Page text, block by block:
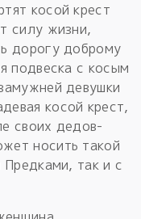
косой крест
силу жизни,
дорогу доброму
подвеска с косым
девушки
косой крест,
своих дедов-
носить такой
Предками, так и с